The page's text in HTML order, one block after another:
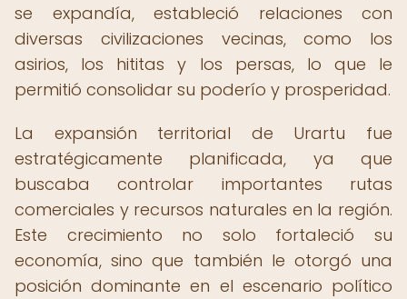
se expandía, estableció relaciones con
diversas civilizaciones vecinas, como los
asirios, los hititas y los persas, lo que le
permitió consolidar su poderío y prosperidad.
La expansión territorial de Urartu fue
estratégicamente planificada, ya que
buscaba controlar importantes rutas
comerciales y recursos naturales en la región.
Este crecimiento no solo fortaleció su
economía, sino que también le otorgó una
posición dominante en el escenario político